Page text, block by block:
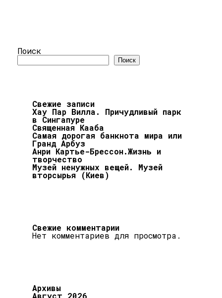
Поиск
Поиск
Свежие записи
Хау Пар Вилла. Причудливый парк
в Сингапуре
Священная Кааба
Самая дорогая банкнота мира или
Гранд Арбуз
Анри Картье-Брессон.Жизнь и
творчество
Музей ненужных вещей. Музей
вторсырья (Киев)
Свежие комментарии
Нет комментариев для просмотра.
Архивы
Август 2026